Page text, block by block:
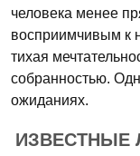
человека менее
восприимчивым к
тихая
собранностью.
ожиданиях.
ИЗВЕСТНЫЕ